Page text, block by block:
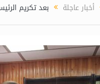
أخبار عاجلة بعد تكريم